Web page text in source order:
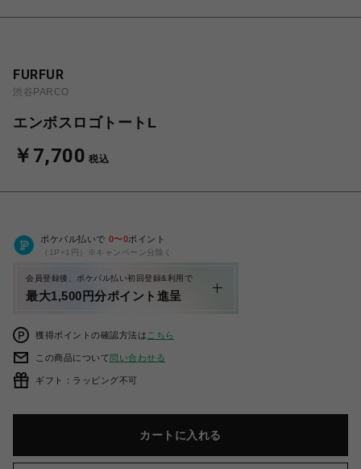
FURFUR
渋谷PARCO
エンボスロゴトートL
￥7,700 税込
ポケパル払いで 0〜0ポイント
（1P=1円）※キャンペーン分除く
会員登録後、ポケパル払い初回登録&利用で
最大1,500円分ポイント進呈
獲得ポイントの確認方法は こちら
この商品について問い合わせる
ギフト：ラッピング不可
カートに入れる